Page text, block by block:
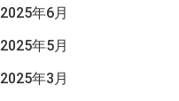
2025年6月
2025年5月
2025年3月